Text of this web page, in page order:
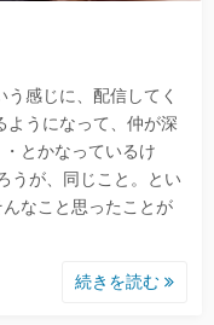
感じに、配信してく
ようになって、仲が深
とかなっているけ
うが、同じこと。とい
なこと思ったことが
続きを読む